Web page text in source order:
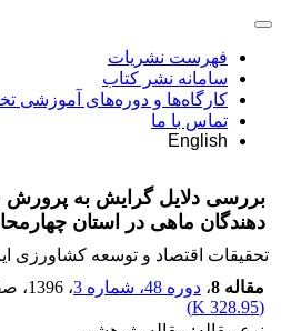
فهرست نشریات
سامانه نشر کتاب
کارگاه‌ها و دوره‌های آموزشی
تماس با ما
English
بررسی دلایل گرایش به
دهندگان ماهی در استان
تحقیقات اقتصاد و توسعه کشاورزی
مقاله 8
، دوره 48، شماره 3 ، 1396 ،
(
328.95 K
)